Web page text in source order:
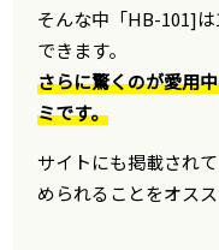
そんな中「HB-101]
できます。
さらに驚くのが愛用
ミです。
サイトにも掲載され
められることをオス